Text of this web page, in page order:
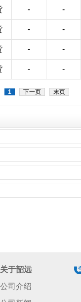
- -
- -
- -
- -
1 下一页 末页
关于韶远
公司介绍